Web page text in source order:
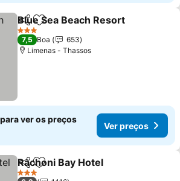
PartilharAdicionar aos favoritos
Blue Sea Beach Resort
3 Estrelas
7,5 Boa
653
Limenas - Thassos
ver os preços
Ver preços
PartilharAdicionar aos favoritos
Rachoni Bay Hotel
3 Estrelas